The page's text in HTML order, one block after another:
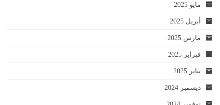
مايو 2025
أبريل 2025
مارس 2025
فبراير 2025
يناير 2025
ديسمبر 2024